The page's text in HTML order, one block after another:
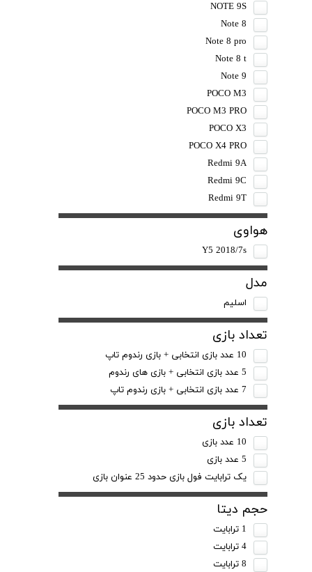
NOTE 9S
Note 8
Note 8 pro
Note 8 t
Note 9
POCO M3
POCO M3 PRO
POCO X3
POCO X4 PRO
Redmi 9A
Redmi 9C
Redmi 9T
هواوی
Y5 2018/7s
مدل
اسلیم
تعداد بازی
10 عدد بازی انتخابی + بازی رندوم تاپ
5 عدد بازی انتخابی + بازی های رندوم
7 عدد بازی انتخابی + بازی رندوم تاپ
تعداد بازی
10 عدد بازی
5 عدد بازی
یک ترابایت فول بازی حدود 25 عنوان بازی
حجم دیتا
1 ترابایت
4 ترابایت
8 ترابایت